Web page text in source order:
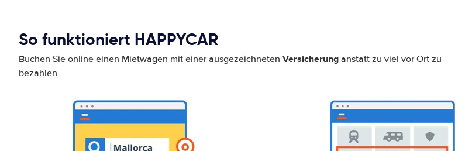
So funktioniert HAPPYCAR
Buchen Sie online einen Mietwagen mit einer ausgezeichneten Versicherung anstatt zu viel vor Ort zu
bezahlen